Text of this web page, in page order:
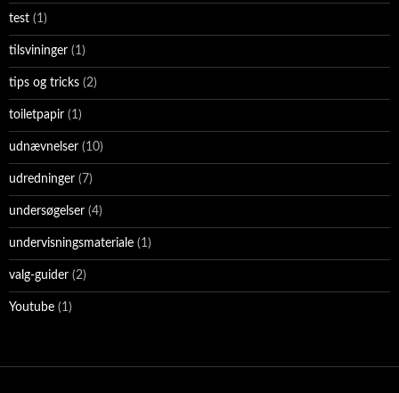
test (1)
tilsvininger (1)
tips og tricks (2)
toiletpapir (1)
udnævnelser (10)
udredninger (7)
undersøgelser (4)
undervisningsmateriale (1)
valg-guider (2)
Youtube (1)